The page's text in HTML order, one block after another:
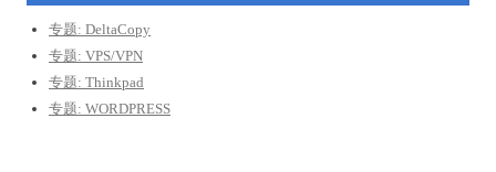
专题: DeltaCopy
专题: VPS/VPN
专题: Thinkpad
专题: WORDPRESS